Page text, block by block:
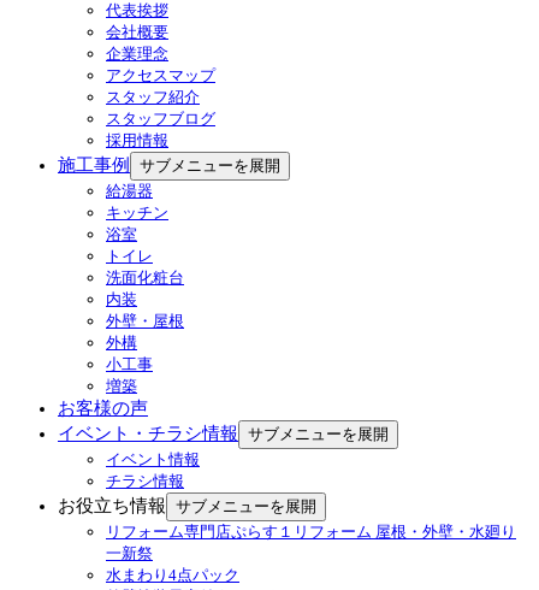
代表挨拶
会社概要
企業理念
アクセスマップ
スタッフ紹介
スタッフブログ
採用情報
施工事例
サブメニューを展開
給湯器
キッチン
浴室
トイレ
洗面化粧台
内装
外壁・屋根
外構
小工事
増築
お客様の声
イベント・チラシ情報 サブメニューを展開
イベント情報
チラシ情報
お役立ち情報 サブメニューを展開
リフォーム専門店ぷらす１リフォーム 屋根・外壁・水廻り
一新祭
水まわり4点パック